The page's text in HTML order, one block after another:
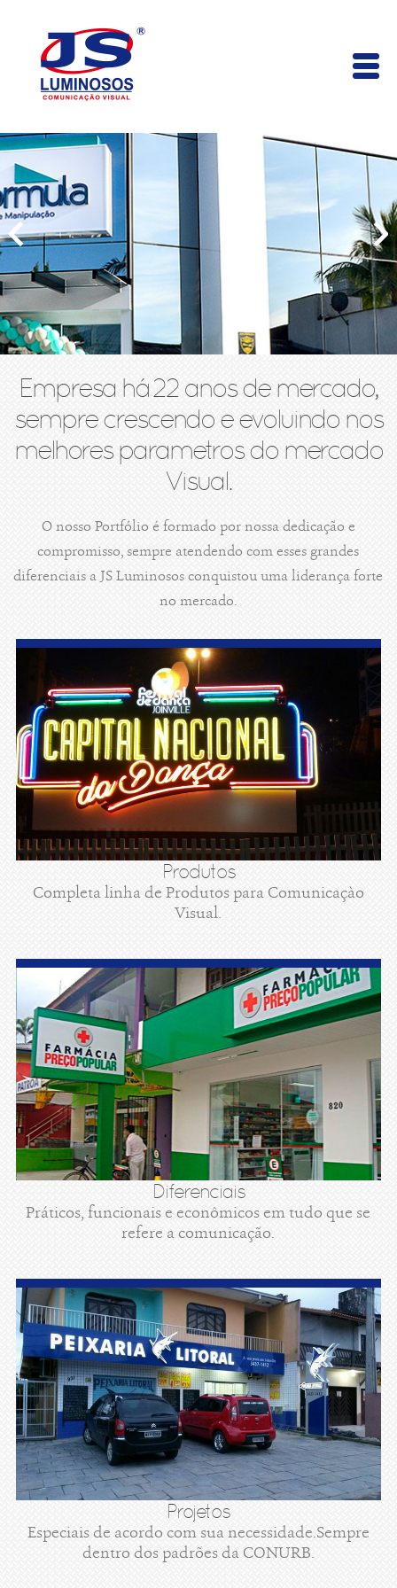
Empresa há 22 anos de mercado,
sempre crescendo e evoluindo nos
melhores parametros do mercado
Visual.
O nosso Portfólio é formado por nossa dedicação e
compromisso, sempre atendendo com esses grandes
diferenciais a JS Luminosos conquistou uma liderança forte
no mercado.
Produtos
Completa linha de Produtos para Comunicaçào
Visual.
Diferenciais
Práticos, funcionais e econômicos em tudo que se
refere a comunicação.
Projetos
Especiais de acordo com sua necessidade.Sempre
dentro dos padrões da CONURB.